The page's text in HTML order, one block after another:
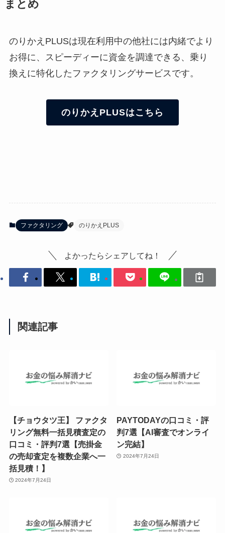
まとめ
のりかえPLUSは現在利用中の他社には内緒でより
お得に、スピーディーに資金を調達できる、乗り
換えに特化したファクタリングサービスです。
のりかえPLUSはこちら
ファクタリング のりかえPLUS
よかったらシェアしてね！
関連記事
【チョウタツ王】 ファクタ
リング無料一括見積査定の
口コミ・評判7選【売掛金
の売却査定を複数企業へ一
括見積！】
2024年7月24日
PAYTODAYの口コミ・評
判7選【AI審査でオンライ
ン完結】
2024年7月24日